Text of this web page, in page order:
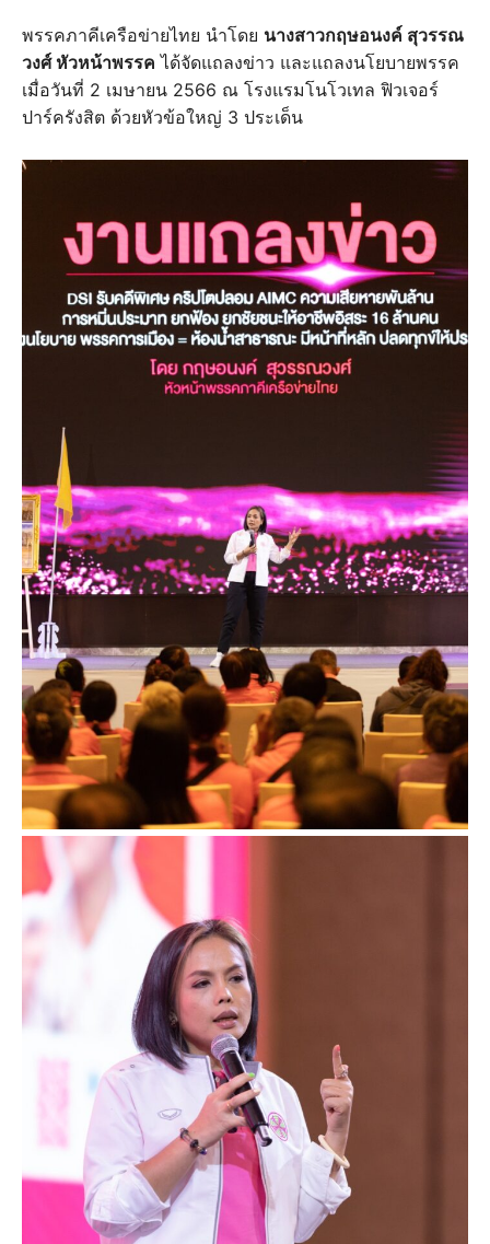
พรรคภาคีเครือข่ายไทย นำโดย นางสาวกฤษอนงค์ สุวรรณ
วงศ์ หัวหน้าพรรค ได้จัดแถลงข่าว และแถลงนโยบายพรรค
เมื่อวันที่ 2 เมษายน 2566 ณ โรงแรมโนโวเทล ฟิวเจอร์
ปาร์ครังสิต ด้วยหัวข้อใหญ่ 3 ประเด็น